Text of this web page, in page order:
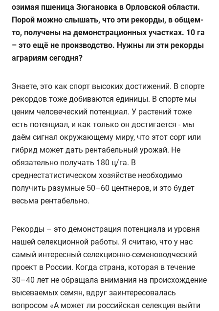
озимая пшеница Зюгановка в Орловской области.
Порой можно слышать, что эти рекорды, в общем-
то, получены на демонстрационных участках. 10 га
– это ещё не производство. Нужны ли эти рекорды
аграриям сегодня?
Знаете, это как спорт высоких достижений. В спорте
рекордов тоже добиваются единицы. В спорте мы
ценим человеческий потенциал. У растений тоже
есть потенциал, и как только он достигается - мы
даём сигнал окружающему миру, что этот сорт или
гибрид может дать рентабельный урожай. Не
обязательно получать 180 ц/га. В
среднестатистическом хозяйстве необходимо
получить разумные 50–60 центнеров, и это будет
весьма рентабельно.
Рекорды – это демонстрация потенциала и уровня
нашей селекционной работы. Я считаю, что у нас
самый интересный селекционно-семеноводческий
проект в России. Когда страна, которая в течение
30–40 лет не обращала внимания на происхождение
высеваемых семян, вдруг заинтересовалась
вопросом «А может ли российская селекция выйти